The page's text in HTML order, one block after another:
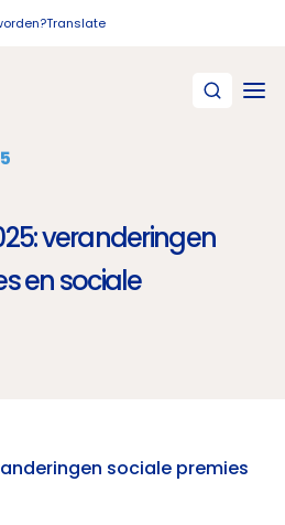
Translate
veranderingen
en sociale
sociale premies